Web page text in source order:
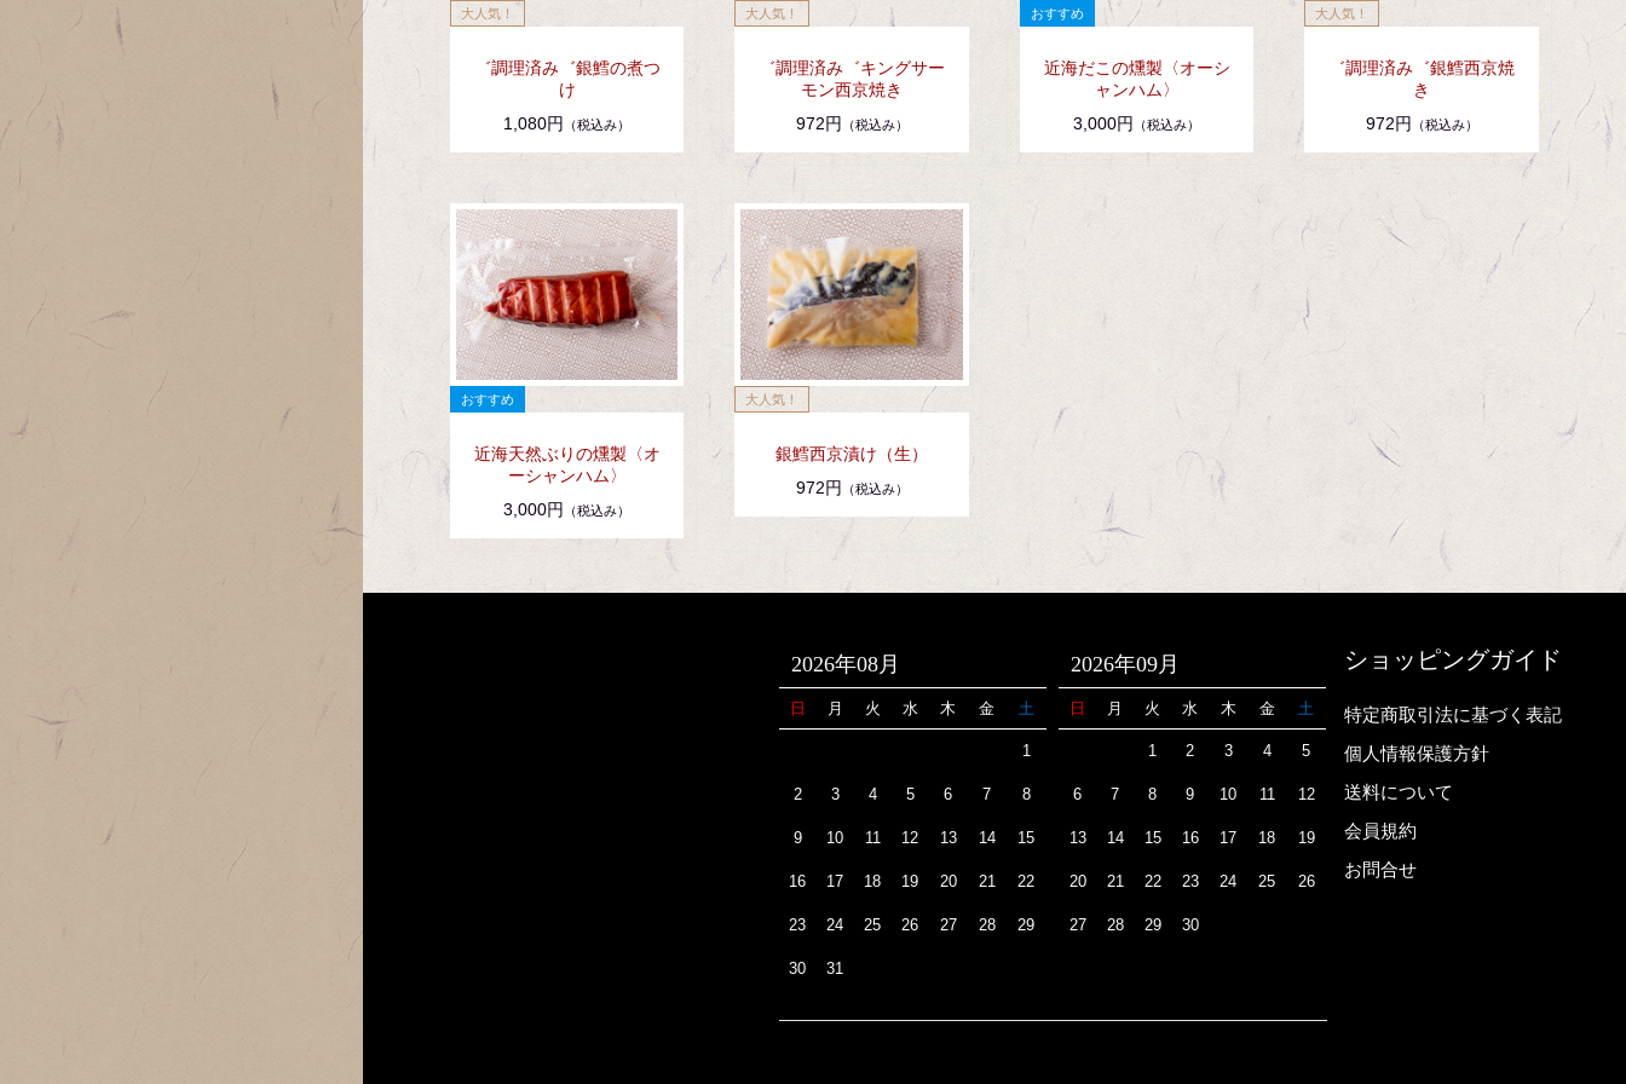
゛調理済み゛銀鱈の煮つ
け
1,080円
（税込み）
゛調理済み゛キングサー
モン西京焼き
972円
（税込み）
近海だこの燻製〈オーシ
ャンハム〉
3,000円
（税込み）
゛調理済み゛銀鱈西京焼
き
972円
（税込み）
近海天然ぶりの燻製〈オ
ーシャンハム〉
3,000円
（税込み）
銀鱈西京漬け（生）
972円
（税込み）
2026年08月
日 月 火 水 木 金 土
1
2 3 4 5 6 7 8
9 10 11 12 13 14 15
16 17 18 19 20 21 22
23 24 25 26 27 28 29
30 31
2026年09月
日 月 火 水 木 金 土
1 2 3 4 5
6 7 8 9 10 11 12
13 14 15 16 17 18 19
20 21 22 23 24 25 26
27 28 29 30
ショッピングガイド
特定商取引法に基づく表記
個人情報保護方針
送料について
会員規約
お問合せ